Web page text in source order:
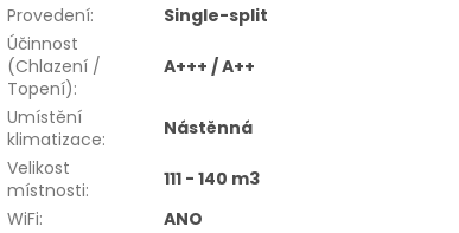
Provedení:
Single-split
Účinnost
(Chlazení /
Topení):
A+++ / A++
Umístění
klimatizace:
Nástěnná
Velikost
místnosti:
111 - 140 m3
WiFi:
ANO